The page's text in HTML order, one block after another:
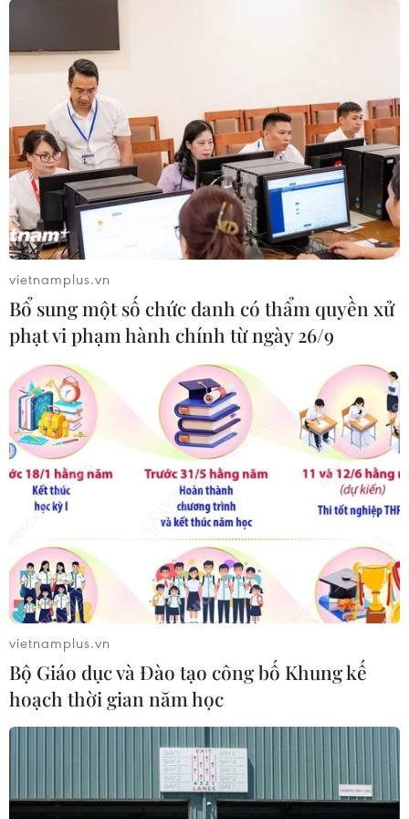
"Lễ mừng cơm mới" và
chuỗi hoạt động du lịch
"Sắc vàng Di sản" 2026 tại
Lào Cai
04/08/2026 14:56
Lễ hội Văn hóa, Du lịch
Mường Lò năm 2026 sẽ
diễn ra từ ngày 25/9 đến
2/10
04/08/2026 14:37
CƠ QUAN CHỦ QUẢN: THÔNG TẤN XÃ VIỆT NAM
Tổng Biên tập: TRẦN TIẾN DUẨN
Phó Tổng Biên tập: NGUYỄN THỊ TÁM, KHÚC THANH
THỦY
Sở hữu trí tuệ
Quy định sử dụng
RSS
Hỗ trợ
Ngôn ngữ
TTXVN
Dịch vụ tin
Liên hệ
Giấy phép số: 1374/GP-BTTTT do Bộ Thông tin và Truyền thông
cấp ngày 11/9/2008.
vietnamplus.vn
Bổ sung một số chức danh có thẩm quyền xử
phạt vi phạm hành chính từ ngày 26/9
vietnamplus.vn
Bộ Giáo dục và Đào tạo công bố Khung kế
hoạch thời gian năm học